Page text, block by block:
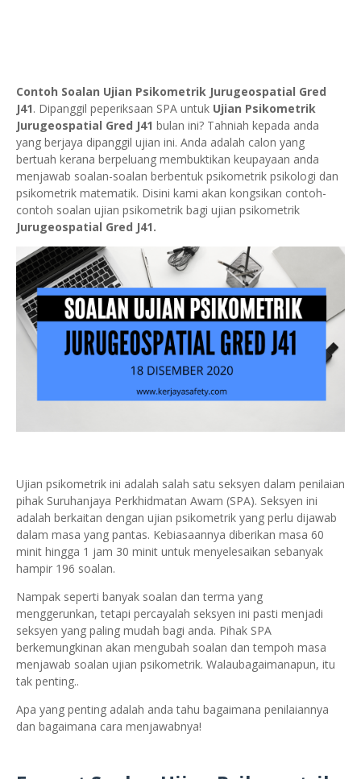
Contoh Soalan Ujian Psikometrik Jurugeospatial Gred
J41. Dipanggil peperiksaan SPA untuk Ujian Psikometrik
Jurugeospatial Gred J41 bulan ini? Tahniah kepada anda
yang berjaya dipanggil ujian ini. Anda adalah calon yang
bertuah kerana berpeluang membuktikan keupayaan anda
menjawab soalan-soalan berbentuk psikometrik psikologi dan
psikometrik matematik. Disini kami akan kongsikan contoh-
contoh soalan ujian psikometrik bagi ujian psikometrik
Jurugeospatial Gred J41.
Ujian psikometrik ini adalah salah satu seksyen dalam penilaian
pihak Suruhanjaya Perkhidmatan Awam (SPA). Seksyen ini
adalah berkaitan dengan ujian psikometrik yang perlu dijawab
dalam masa yang pantas. Kebiasaannya diberikan masa 60
minit hingga 1 jam 30 minit untuk menyelesaikan sebanyak
hampir 196 soalan.
Nampak seperti banyak soalan dan terma yang
menggerunkan, tetapi percayalah seksyen ini pasti menjadi
seksyen yang paling mudah bagi anda. Pihak SPA
berkemungkinan akan mengubah soalan dan tempoh masa
menjawab soalan ujian psikometrik. Walaubagaimanapun, itu
tak penting..
Apa yang penting adalah anda tahu bagaimana penilaiannya
dan bagaimana cara menjawabnya!